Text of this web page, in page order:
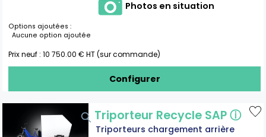
Photos en situation
Options ajoutées :
Aucune option ajoutée
Prix neuf :10 750.00 € HT (sur commande)
Configurer
Triporteur Recycle SAPⓘ
Triporteurs chargement arrière